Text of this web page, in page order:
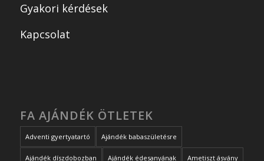
Gyakori kérdések
Kapcsolat
FA AJÁNDÉK ÖTLETEK
Adventi gyertyatartó Ajándék babaszületésre
Ajándék díszdobozban Ajándék édesanyának Ametiszt ásvány